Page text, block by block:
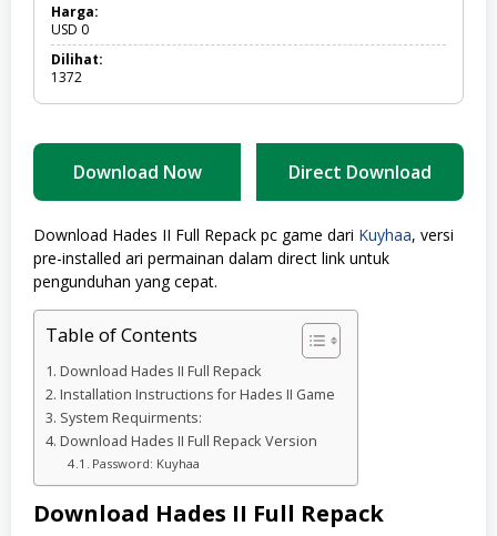
Harga:
USD 0
Dilihat:
1372
Download Now Direct Download
Download Hades II Full Repack pc game dari Kuyhaa, versi
pre-installed ari permainan dalam direct link untuk
pengunduhan yang cepat.
Table of Contents
Download Hades II Full Repack
Installation Instructions for Hades II Game
System Requirments:
Download Hades II Full Repack Version
Password: Kuyhaa
Download Hades II Full Repack